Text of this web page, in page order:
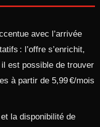
avec l’arrivée
: l’offre s’enrichit,
est possible de trouver
à partir de 5,99 €/mois
la disponibilité de